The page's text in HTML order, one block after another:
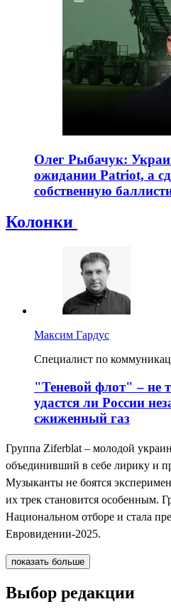
Олег Рыбачук:
ожидании Patriot, а
собственную
Колонки
Максим Гардус
Специалист по
"Теневой флот" – не
удастся ли России
сжиженный газ
Группа Ziferblat – молодой
объединивший в себе лирику и
Музыканты не боятся
их трек становится особенным.
Национальном отборе и стала
Евровидении-2025.
показать больше
Выбор редакции